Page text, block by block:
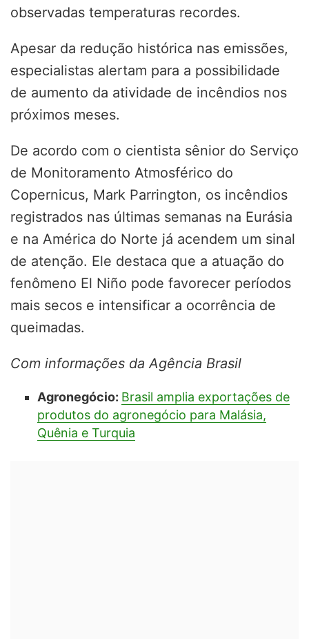
observadas temperaturas recordes.
Apesar da redução histórica nas emissões,
especialistas alertam para a possibilidade
de aumento da atividade de incêndios nos
próximos meses.
De acordo com o cientista sênior do Serviço
de Monitoramento Atmosférico do
Copernicus, Mark Parrington, os incêndios
registrados nas últimas semanas na Eurásia
e na América do Norte já acendem um sinal
de atenção. Ele destaca que a atuação do
fenômeno El Niño pode favorecer períodos
mais secos e intensificar a ocorrência de
queimadas.
Com informações da Agência Brasil
Agronegócio: Brasil amplia exportações de
produtos do agronegócio para Malásia,
Quênia e Turquia